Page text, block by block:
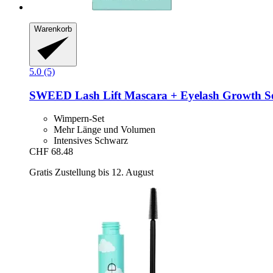
Warenkorb
5.0 (5)
SWEED Lash Lift Mascara + Eyelash Growth
Wimpern-Set
Mehr Länge und Volumen
Intensives Schwarz
CHF 68.48
Gratis Zustellung bis 12. August